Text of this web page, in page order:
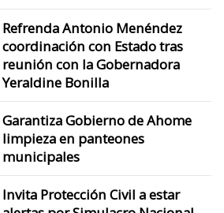
Refrenda Antonio Menéndez
coordinación con Estado tras
reunión con la Gobernadora
Yeraldine Bonilla
Garantiza Gobierno de Ahome
limpieza en panteones
municipales
Invita Protección Civil a estar